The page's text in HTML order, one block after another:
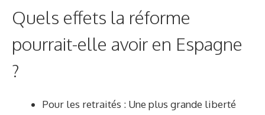
Quels effets la réforme
pourrait-elle avoir en Espagne
?
Pour les retraités : Une plus grande liberté